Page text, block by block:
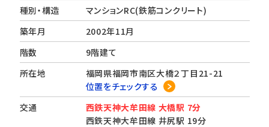
種別・構造
マンションRC(鉄筋コンクリート)
築年月
2002年11月
階数
9階建て
所在地
福岡県福岡市南区大橋２丁目21-21
位置をチェックする
交通
西鉄天神大牟田線 大橋駅 7分
西鉄天神大牟田線 井尻駅 19分